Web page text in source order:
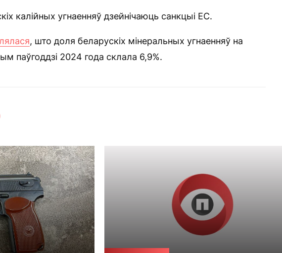
калійных угнаенняў дзейнічаюць санкцыі ЕС.
, што доля беларускіх мінеральных угнаенняў на
паўгоддзі 2024 года склала 6,9%.